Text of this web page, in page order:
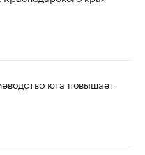
юга повышает